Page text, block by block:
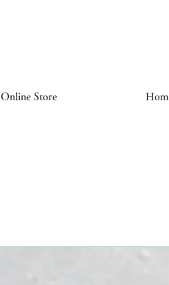
Online Store